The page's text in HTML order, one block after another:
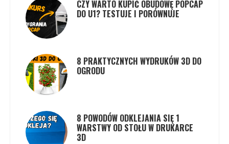
CZY WARTO KUPIĆ OBUDOWĘ POPCAP
DO U1? TESTUJE I PORÓWNUJE
8 PRAKTYCZNYCH WYDRUKÓW 3D DO
OGRODU
8 POWODÓW ODKLEJANIA SIĘ 1
WARSTWY OD STOŁU W DRUKARCE
3D